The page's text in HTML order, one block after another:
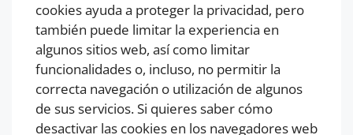
cookies ayuda a proteger la privacidad, pero
también puede limitar la experiencia en
algunos sitios web, así como limitar
funcionalidades o, incluso, no permitir la
correcta navegación o utilización de algunos
de sus servicios. Si quieres saber cómo
desactivar las cookies en los navegadores web